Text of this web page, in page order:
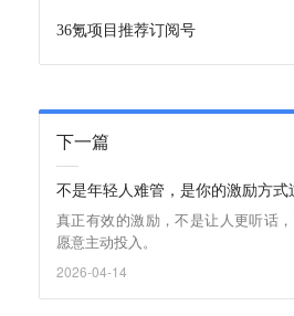
36氪项目推荐订阅号
下一篇
不是年轻人难管，是你的激励方式
真正有效的激励，不是让人更听话
愿意主动投入。
2026-04-14